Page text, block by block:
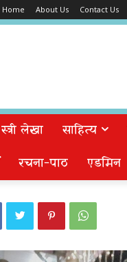
Home About Us Contact Us
स्त्री लेखा साहित्य
रचना-पाठ एडमिन